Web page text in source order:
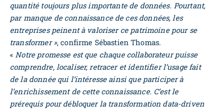
quantité toujours plus importante de données. Pourtant,
par manque de connaissance de ces données, les
entreprises peinent à valoriser ce patrimoine pour se
transformer », confirme Sébastien Thomas.
«Notre promesse est que chaque collaborateur puisse
comprendre, localiser, retracer et identifier l’usage fait
de la donnée qui l’intéresse ainsi que participer à
l’enrichissement de cette connaissance. C’est le
prérequis pour débloquer la transformation data-driven